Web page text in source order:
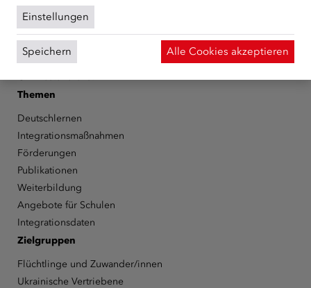
Organigramm
Presse
Informationen erhalten
Karriere
Themen
Deutschlernen
Integrationsmaßnahmen
Förderungen
Publikationen
Weiterbildung
Angebote für Schulen
Integrationsdaten
Zielgruppen
Flüchtlinge und Zuwander/innen
Ukrainische Vertriebene
Einstellungen
Speichern Alle Cookies akzeptieren